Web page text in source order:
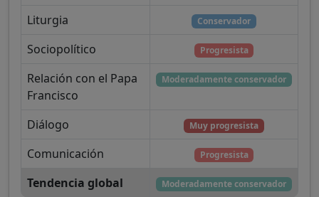
Liturgia Conservador
Sociopolítico Progresista
Relación con el Papa
Francisco
Moderadamente conservador
Diálogo Muy progresista
Comunicación Progresista
Tendencia global Moderadamente conservador